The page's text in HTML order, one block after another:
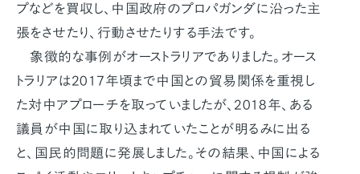
プなどを買収し、中国政府のプロパガンダに沿った主
張をさせたり、行動させたりする手法です。
象徴的な事例がオーストラリアでありました。オース
トラリアは2017年頃まで中国との貿易関係を重視し
た対中アプローチを取っていましたが、2018年、ある
議員が中国に取り込まれていたことが明るみに出る
と、国民的問題に発展しました。その結果、中国による